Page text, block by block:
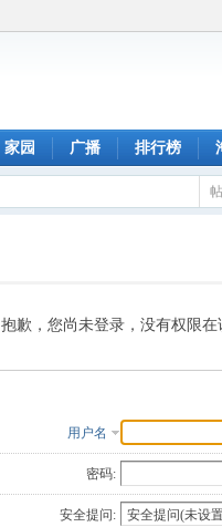
家园 广播 排行榜
抱歉，您尚未登录，没有权限在
用户名
密码:
安全提问: